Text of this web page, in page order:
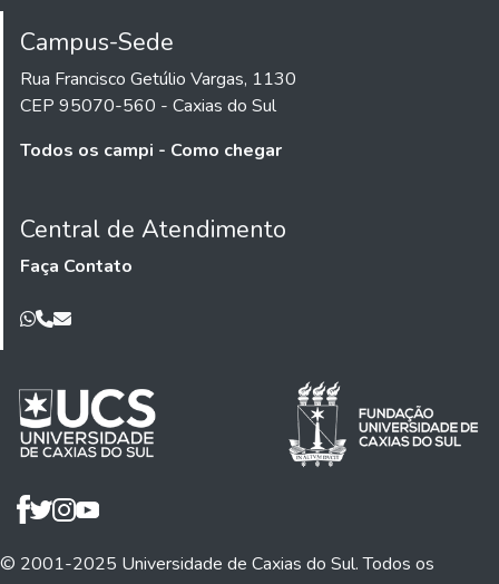
Campus-Sede
Rua Francisco Getúlio Vargas, 1130
CEP 95070-560 - Caxias do Sul
Todos os campi - Como chegar
Central de Atendimento
Faça Contato
© 2001-2025 Universidade de Caxias do Sul. Todos os